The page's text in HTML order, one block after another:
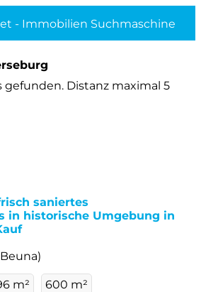
- Immobilien Suchmaschine
gefunden. Distanz maximal 5
saniertes
in historische Umgebung in
m² 600 m²